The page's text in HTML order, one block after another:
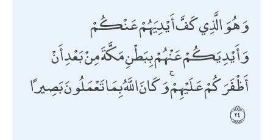
وَهُوَ الَّذِي كَفَّ أَيْدِيَهُمْ عَنْكُمْ
وَأَيْدِيَكُمْ عَنْهُمْ بِبَطْنِ مَكَّةَ مِنْ بَعْدِ أَنْ
أَظْفَرَكُمْ عَلَيْهِمْ ۚ وَكَانَ اللَّهُ بِمَا تَعْمَلُونَ بَصِيرًا